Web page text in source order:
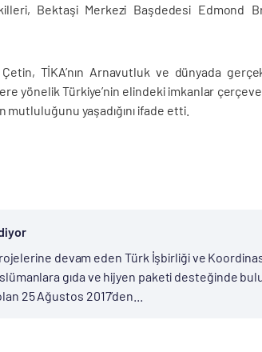
Bektaşi Merkezi Başdedesi Edmond
TİKA’nın Arnavutluk ve dünyada
Türkiye’nin elindeki imkanlar
yaşadığını ifade etti.
devam eden Türk İşbirliği ve
gıda ve hijyen paketi desteğinde
25 Ağustos 2017’den...